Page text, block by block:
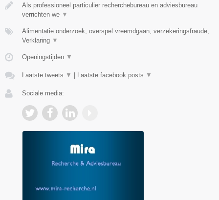
Als professioneel particulier recherchebureau en adviesbureau
verrichten we ▼
Alimentatie onderzoek, overspel vreemdgaan, verzekeringsfraude,
Verklaring ▼
Openingstijden ▼
Laatste tweets ▼ Laatste facebook posts ▼
Sociale media: